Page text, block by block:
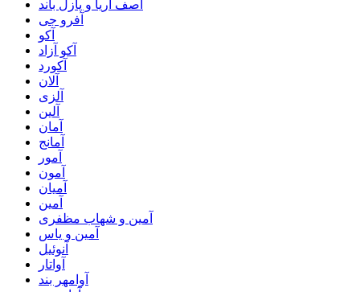
آصف آریا و پازل باند
آفرو جی
آکو
آکو آزاد
آکورد
آلان
آلزی
آلین
آمان
آمانج
آمور
آمون
آمیان
آمین
آمین و شهاب مظفری
آمین و یاس
آنوئیل
آواتار
آوامهر بند